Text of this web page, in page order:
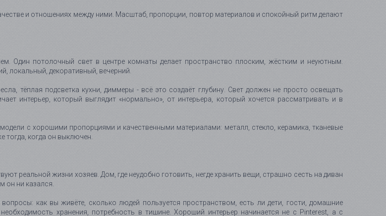
и отношениях между ними. Масштаб, пропорции, повтор материалов и спокойный ритм делают
Один потолочный свет в центре комнаты делает пространство плоским, жёстким и неуютным.
локальный, декоративный, вечерний.
тёплая подсветка кухни, диммеры - всё это создаёт глубину. Свет должен не просто освещать
интерьер, который выглядит «нормально», от интерьера, который хочется рассматривать и в
с хорошими пропорциями и качественными материалами: металл, стекло, керамика, тканевые
тогда, когда он выключен.
реальной жизни хозяев. Дом, где неудобно готовить, негде хранить вещи, страшно сесть на диван
он ни казался.
как вы живёте, сколько людей пользуется пространством, есть ли дети, гости, домашние
хранения, потребность в тишине. Хороший интерьер начинается не с Pinterest, а с